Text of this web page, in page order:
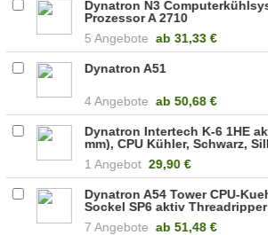
Dynatron N3
Prozessor A 2710
5 Angebote ab 31,33 €
Dynatron A51
4 Angebote ab 50,68 €
Dynatron Intertech K-6 1HE
mm), CPU Kühler, Schwarz,
1 Angebot 29,90 €
Dynatron A54 Tower CPU-
Sockel SP6 aktiv Threadripper
7 Angebote ab 51,48 €